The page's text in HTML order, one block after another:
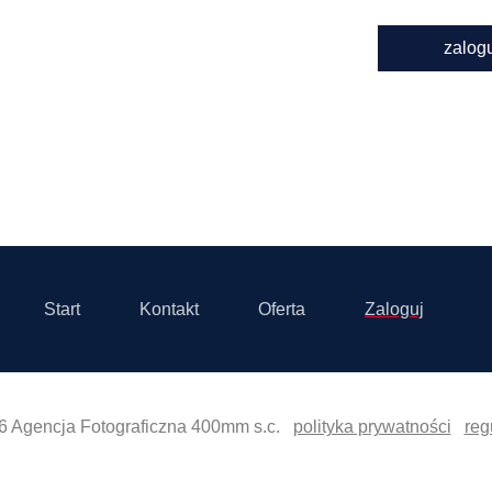
Start Kontakt Oferta Zaloguj
Agencja Fotograficzna 400mm s.c. polityka prywatności